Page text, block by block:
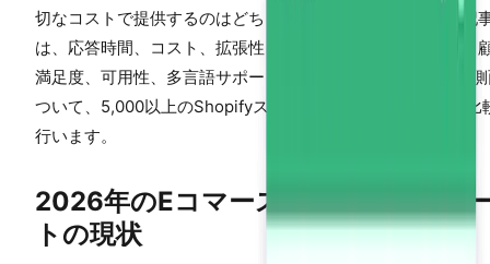
切なコストで提供するのはどちらかという問題です。この記
は、応答時間、コスト、拡張性、コンバージョンへの影響、
満足度、可用性、多言語サポート、セールス有効化の8つの
ついて、5,000以上のShopifyストアのデータを用いて直接比
行います。
2026年のEコマースカスタマーサポ
トの現状